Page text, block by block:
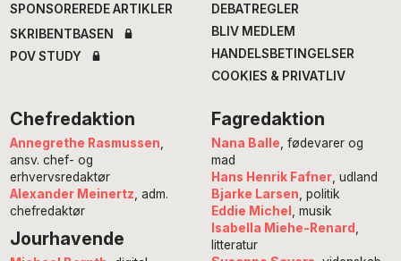
SPONSOREREDE ARTIKLER
SKRIBENTBASEN
POV STUDY
DEBATREGLER
BLIV MEDLEM
HANDELSBETINGELSER
COOKIES & PRIVATLIV
Chefredaktion
Annegrethe Rasmussen,
ansv. chef- og
erhvervsredaktør
Alexander Meinertz, adm.
chefredaktør
Jourhavende
Fagredaktion
Nana Balle, fødevarer og
mad
Hans Henrik Fafner, udland
Bjarke Larsen, politik
Eddie Michel , musik
Isabella Miehe-Renard ,
litteratur